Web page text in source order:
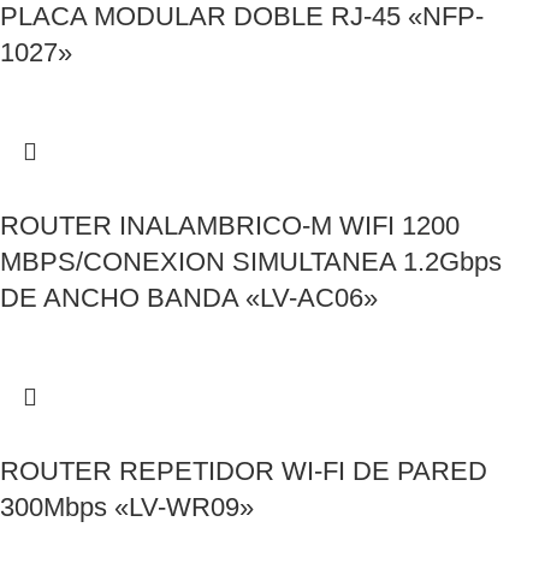
PLACA MODULAR DOBLE RJ-45 «NFP-
1027»
ROUTER INALAMBRICO-M WIFI 1200
MBPS/CONEXION SIMULTANEA 1.2Gbps
DE ANCHO BANDA «LV-AC06»
ROUTER REPETIDOR WI-FI DE PARED
300Mbps «LV-WR09»